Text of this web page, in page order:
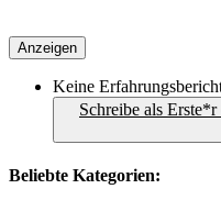
Anzeigen
Keine
Schreibe als
Beliebte Kategorien: